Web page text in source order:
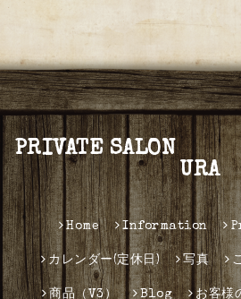
PRIVATE
URA
Home Information
カレンダー(定休日) 写真
商品（V3） Blog お客様